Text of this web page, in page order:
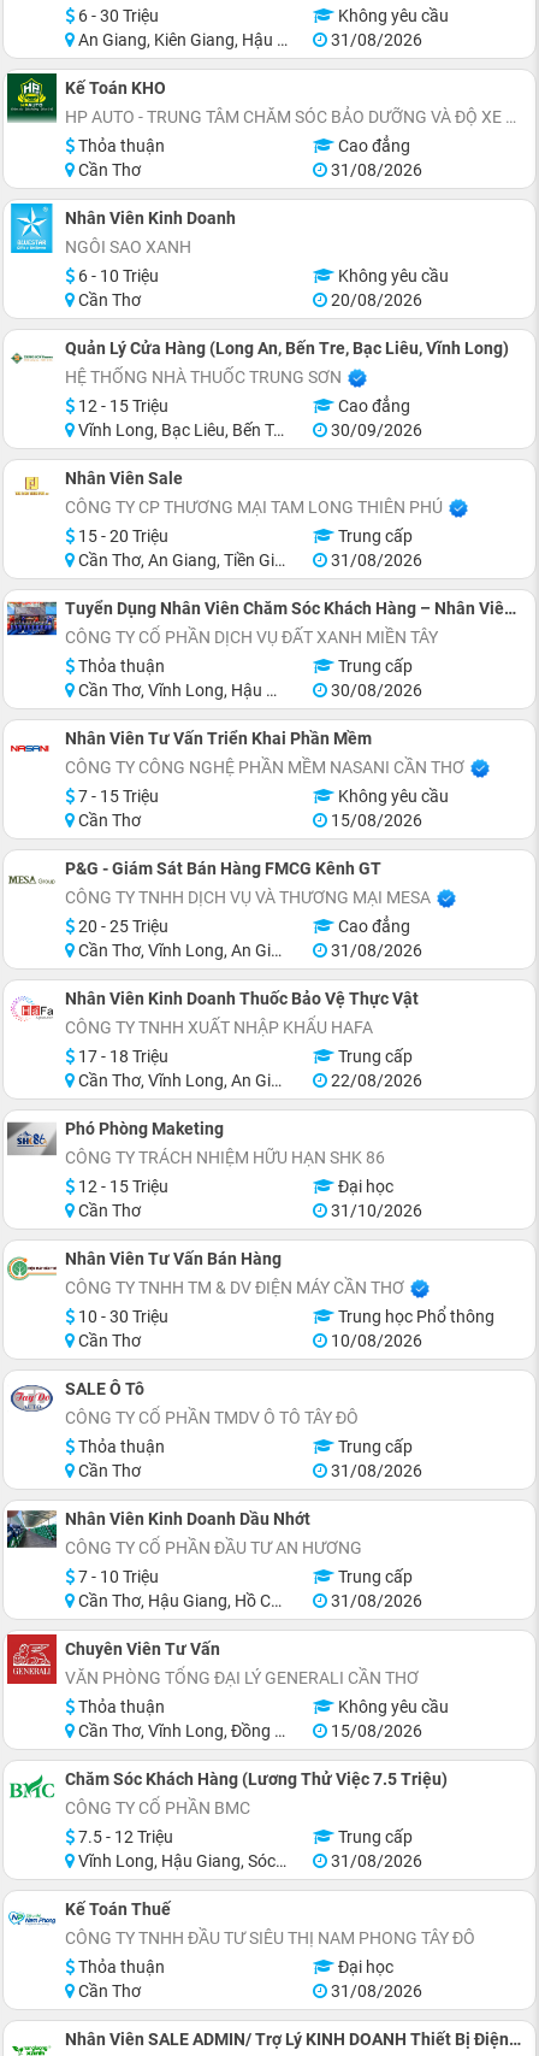
6 - 30 Triệu
Không yêu cầu
An Giang, Kiên Giang, Hậu Giang, Sóc Trăng, Bạc Liêu, Cà Mau
31/08/2026
Kế Toán KHO
HP AUTO - TRUNG TÂM CHĂM SÓC BẢO DƯỠNG VÀ ĐỘ XE Ô TÔ
Thỏa thuận
Cao đẳng
Cần Thơ
31/08/2026
Nhân Viên Kinh Doanh
NGÔI SAO XANH
6 - 10 Triệu
Không yêu cầu
Cần Thơ
20/08/2026
Quản Lý Cửa Hàng (Long An, Bến Tre, Bạc Liêu, Vĩnh Long)
HỆ THỐNG NHÀ THUỐC TRUNG SƠN
12 - 15 Triệu
Cao đẳng
Vĩnh Long, Bạc Liêu, Bến Tre, Long An
30/09/2026
Nhân Viên Sale
CÔNG TY CP THƯƠNG MẠI TAM LONG THIÊN PHÚ
15 - 20 Triệu
Trung cấp
Cần Thơ, An Giang, Tiền Giang, Sóc Trăng, Trà Vinh, Long An
31/08/2026
Tuyển Dụng Nhân Viên Chăm Sóc Khách Hàng – Nhân Viên Văn Phòng
CÔNG TY CỔ PHẦN DỊCH VỤ ĐẤT XANH MIỀN TÂY
Thỏa thuận
Trung cấp
Cần Thơ, Vĩnh Long, Hậu Giang
30/08/2026
Nhân Viên Tư Vấn Triển Khai Phần Mềm
CÔNG TY CÔNG NGHỆ PHẦN MỀM NASANI CẦN THƠ
7 - 15 Triệu
Không yêu cầu
Cần Thơ
15/08/2026
P&G - Giám Sát Bán Hàng FMCG Kênh GT
CÔNG TY TNHH DỊCH VỤ VÀ THƯƠNG MẠI MESA
20 - 25 Triệu
Cao đẳng
Cần Thơ, Vĩnh Long, An Giang, Đồng Tháp, Hậu Giang, Sóc Trăng
31/08/2026
Nhân Viên Kinh Doanh Thuốc Bảo Vệ Thực Vật
CÔNG TY TNHH XUẤT NHẬP KHẨU HAFA
17 - 18 Triệu
Trung cấp
Cần Thơ, Vĩnh Long, An Giang, Kiên Giang, Đồng Tháp, Tiền Giang
22/08/2026
Phó Phòng Maketing
CÔNG TY TRÁCH NHIỆM HỮU HẠN SHK 86
12 - 15 Triệu
Đại học
Cần Thơ
31/10/2026
Nhân Viên Tư Vấn Bán Hàng
CÔNG TY TNHH TM & DV ĐIỆN MÁY CẦN THƠ
10 - 30 Triệu
Trung học Phổ thông
Cần Thơ
10/08/2026
SALE Ô Tô
CÔNG TY CỔ PHẦN TMDV Ô TÔ TÂY ĐÔ
Thỏa thuận
Trung cấp
Cần Thơ
31/08/2026
Nhân Viên Kinh Doanh Dầu Nhớt
CÔNG TY CỔ PHẦN ĐẦU TƯ AN HƯƠNG
7 - 10 Triệu
Trung cấp
Cần Thơ, Hậu Giang, Hồ Chí Minh
31/08/2026
Chuyên Viên Tư Vấn
VĂN PHÒNG TỔNG ĐẠI LÝ GENERALI CẦN THƠ
Thỏa thuận
Không yêu cầu
Cần Thơ, Vĩnh Long, Đồng Tháp, Hậu Giang, Sóc Trăng, Trà Vinh
15/08/2026
Chăm Sóc Khách Hàng (Lương Thử Việc 7.5 Triệu)
CÔNG TY CỔ PHẦN BMC
7.5 - 12 Triệu
Trung cấp
Vĩnh Long, Hậu Giang, Sóc Trăng, Miền Nam
31/08/2026
Kế Toán Thuế
CÔNG TY TNHH ĐẦU TƯ SIÊU THỊ NAM PHONG TÂY ĐÔ
Thỏa thuận
Đại học
Cần Thơ
31/08/2026
Nhân Viên SALE ADMIN/ Trợ Lý KINH DOANH Thiết Bị Điện Mặt Trời